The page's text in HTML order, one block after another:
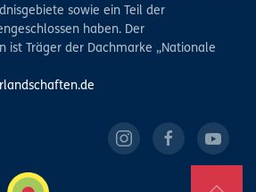
sowie ein Teil der
haben. Der
ist Träger der Dachmarke „Nationale